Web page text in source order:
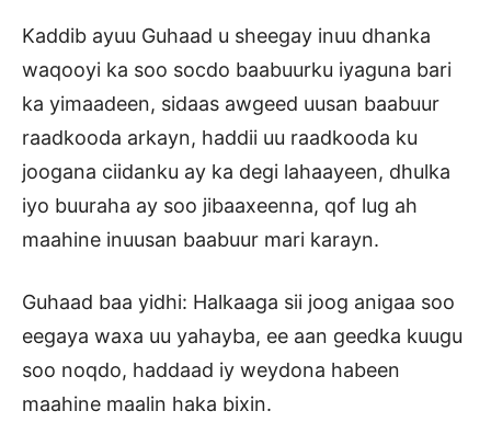
Kaddib ayuu Guhaad u sheegay inuu dhanka
waqooyi ka soo socdo baabuurku iyaguna bari
ka yimaadeen, sidaas awgeed uusan baabuur
raadkooda arkayn, haddii uu raadkooda ku
joogana ciidanku ay ka degi lahaayeen, dhulka
iyo buuraha ay soo jibaaxeenna, qof lug ah
maahine inuusan baabuur mari karayn.
Guhaad baa yidhi: Halkaaga sii joog anigaa soo
eegaya waxa uu yahayba, ee aan geedka kuugu
soo noqdo, haddaad iy weydona habeen
maahine maalin haka bixin.